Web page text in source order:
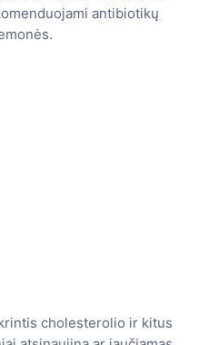
antibiotikų
cholesterolio ir kitus